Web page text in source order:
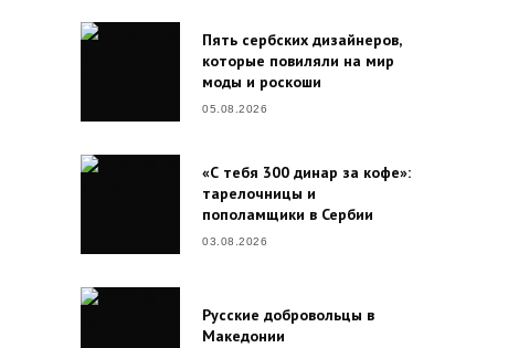
Пять сербских дизайнеров,
которые повиляли на мир
моды и роскоши
05.08.2026
«С тебя 300 динар за кофе»:
тарелочницы и
пополамщики в Сербии
03.08.2026
Русские добровольцы в
Македонии